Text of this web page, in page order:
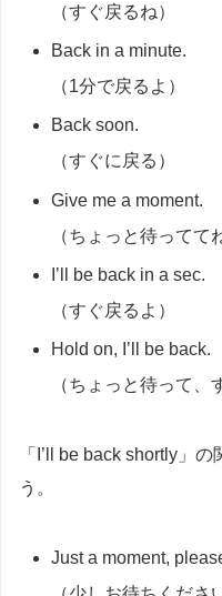
（すぐ戻るね）
Back in a minute.
（1分で戻るよ）
Back soon.
（すぐに戻る）
Give me a moment.
（ちょっと待ってて
I’ll be back in a sec.
（すぐ戻るよ）
Hold on, I’ll be back.
（ちょっと待って、
「I’ll be back shortly」
う。
Just a moment,